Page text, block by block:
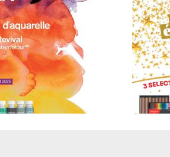
La magie de Nöel,
découvrez nos idées
cadeaux!